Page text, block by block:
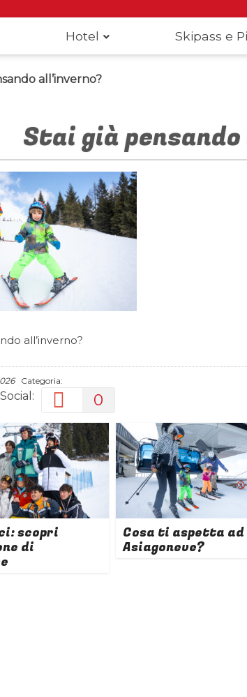
Hotel Skipass e
all’inverno?
Stai già
all’inverno?
Categoria:
0
scopri
di
Cosa ti aspetta ad
Asiagoneve?